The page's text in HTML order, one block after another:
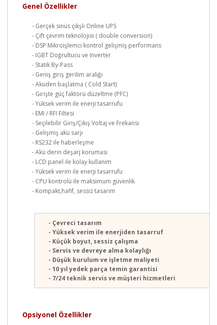
Genel Özellikler
- Gerçek sinüs çıkşlı Online UPS
- Çift çevrim teknolojisi ( double conversion)
- DSP Mikroişlemci kontrol gelişmiş performans
- IGBT Doğrultucu ve Inverter
- Statik By-Pass
- Geniş giriş gerilim aralığı
- Aküden başlatma ( Cold Start)
- Girişte güç faktörü düzeltme (PFC)
- Yüksek verim ile enerji tasarrufu
- EMI / RFI Filtesi
- Seçilebilir Giriş/Çıkış Voltaj ve Frekansı
- Gelişmiş akü sarjı
- RS232 ile haberleşme
- Akü derin deşarj koruması
- LCD panel ile kolay kullanım
- Yüksek verim ile enerji tasarrufu
- CPU kontrolü ile maksimum güvenlik
- Kompakt,hafif, sessiz tasarım
- Çevreci tasarım
- Yüksek verim ile enerjiden tasarruf
- Küçük boyut, sessiz çalışma
- Servis ve devreye alma kolaylığı
- Düşük kurulum ve işletme maliyeti
- 10 yıl yedek parça temin garantisi
- 7/24 teknik servis ve müşteri hizmetleri
Opsiyonel Özellikler